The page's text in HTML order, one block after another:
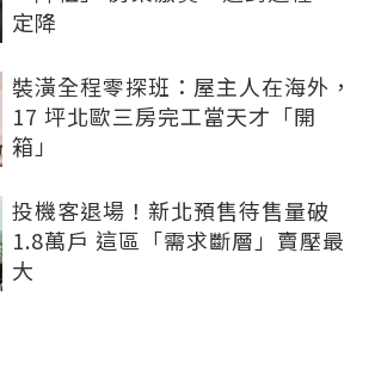
定降
裝潢全程零探班：屋主人在海外，
17 坪北歐三房完工當天才「開
箱」
投機客退場！新北預售待售量破
1.8萬戶 這區「需求斷層」賣壓最
大